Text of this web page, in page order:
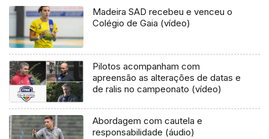
Madeira SAD recebeu e venceu o
Colégio de Gaia (vídeo)
Pilotos acompanham com
apreensão as alterações de datas e
de ralis no campeonato (vídeo)
Abordagem com cautela e
responsabilidade (áudio)